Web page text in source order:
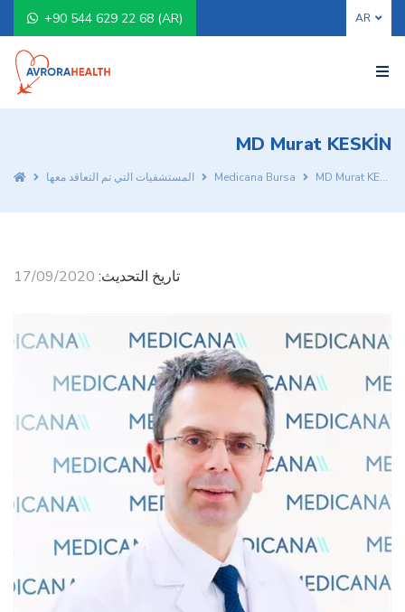
+90 544 629 22 68 (AR)
MD Murat KESKİN
المستشفيات التي تم التعاقد معها Medicana Bursa MD Murat KESKİN
تاريخ التحديث: 17/09/2020